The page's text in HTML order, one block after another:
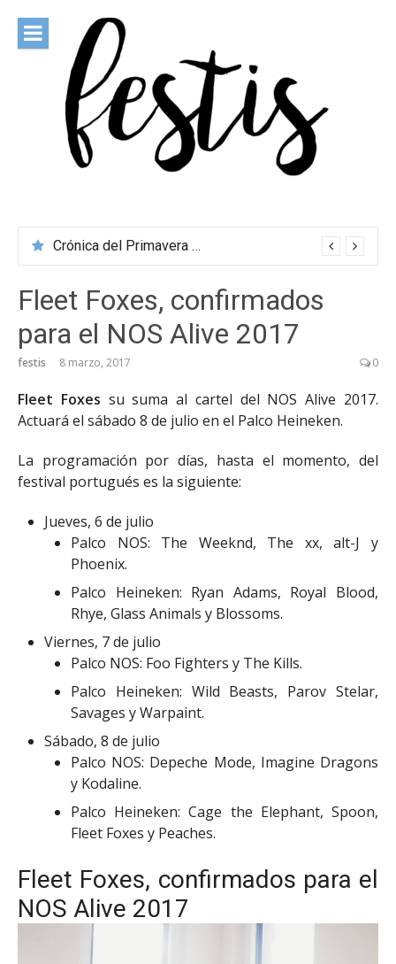
contenido
Crónica del Primavera Sound Porto 2026
Fleet Foxes, confirmados
para el NOS Alive 2017
festis 8 marzo, 2017 0
Fleet Foxes su suma al cartel del NOS Alive 2017.
Actuará el sábado 8 de julio en el Palco Heineken.
La programación por días, hasta el momento, del
festival portugués es la siguiente:
Jueves, 6 de julio
Palco NOS: The Weeknd, The xx, alt-J y
Phoenix.
Palco Heineken: Ryan Adams, Royal Blood,
Rhye, Glass Animals y Blossoms.
Viernes, 7 de julio
Palco NOS: Foo Fighters y The Kills.
Palco Heineken: Wild Beasts, Parov Stelar,
Savages y Warpaint.
Sábado, 8 de julio
Palco NOS: Depeche Mode, Imagine Dragons
y Kodaline.
Palco Heineken: Cage the Elephant, Spoon,
Fleet Foxes y Peaches.
Fleet Foxes, confirmados para el
NOS Alive 2017